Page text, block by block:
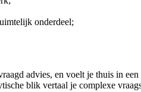
onderdeel;
advies, en voelt je thuis in
blik vertaal je complexe